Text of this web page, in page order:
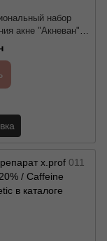
набор
акне "Акневан" /
Mesoestetic